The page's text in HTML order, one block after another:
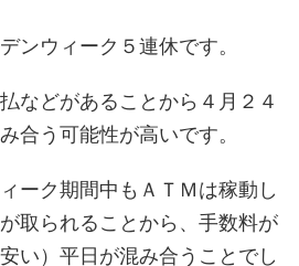
ンウィーク５連休です。
などがあることから４月２４
合う可能性が高いです。
ーク期間中もＡＴＭは稼動し
取られることから、手数料が
い）平日が混み合うことでし